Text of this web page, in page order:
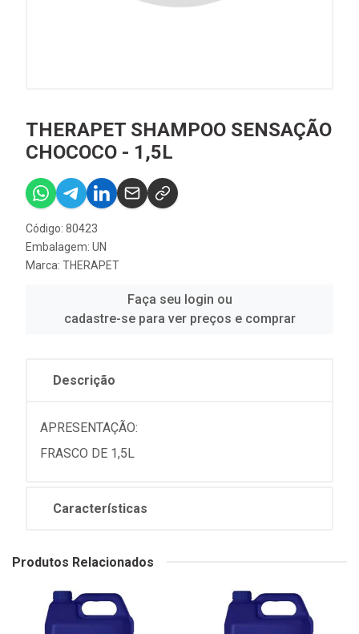
THERAPET SHAMPOO SENSAÇÃO
CHOCOCO - 1,5L
Código: 80423
Embalagem: UN
Marca: THERAPET
Faça seu login ou
cadastre-se para ver preços e comprar
Descrição
APRESENTAÇÃO:
FRASCO DE 1,5L
Características
Produtos Relacionados